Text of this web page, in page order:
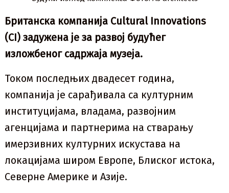
Британска компанија Cultural Innovations
(CI) задужена је за развој будућег
изложбеног садржаја музеја.
Током последњих двадесет година,
компанија је сарађивала са културним
институцијама, владама, развојним
агенцијама и партнерима на стварању
имерзивних културних искустава на
локацијама широм Европе, Блиског истока,
Северне Америке и Азије.